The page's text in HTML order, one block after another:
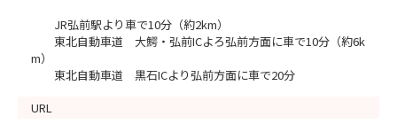
JR弘前駅より車で10分（約2km）
東北自動車道 大鰐・弘前ICよろ弘前方面に車で10分（約6k
m）
東北自動車道 黒石ICより弘前方面に車で20分
URL